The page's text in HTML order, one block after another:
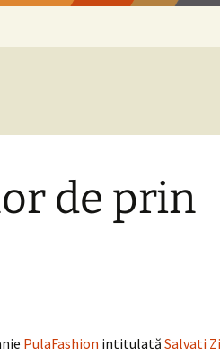
de prin
PulaFashion intitulată Salvati